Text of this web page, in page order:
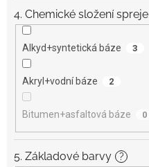
4. Chemické složení spreje
Alkyd+syntetická báze 3
Akryl+vodní báze 2
Bitumen+asfaltová báze 0
5. Základové barvy ?